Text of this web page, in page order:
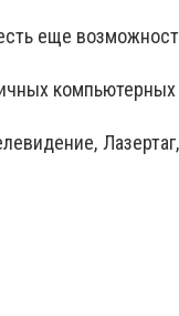
еще
компьютерных